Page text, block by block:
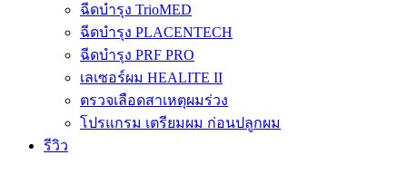
ฉีดบำรุง TrioMED
ฉีดบำรุง PLACENTECH
ฉีดบำรุง PRF PRO
เลเซอร์ผม HEALITE II
ตรวจเลือดสาเหตุผมร่วง
โปรแกรม เตรียมผม ก่อนปลูกผม
รีวิว